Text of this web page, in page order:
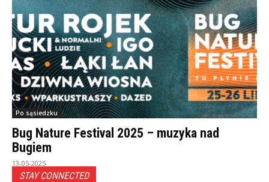
Po sąsiedzku
Bug Nature Festival 2025 – muzyka nad
Bugiem
13-05-2025
STAY CONNECTED